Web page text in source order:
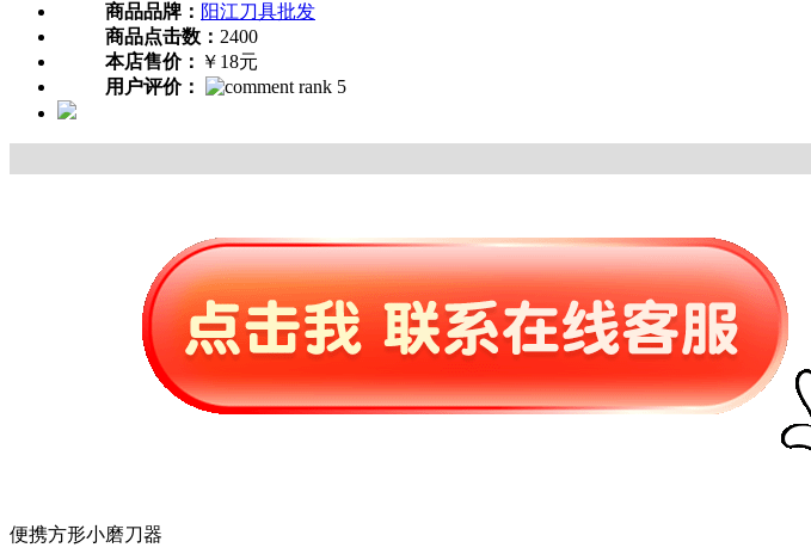
商品品牌： 阳江刀具批发
商品点击数： 2400
本店售价： ￥18元
用户评价：
便携方形小磨刀器